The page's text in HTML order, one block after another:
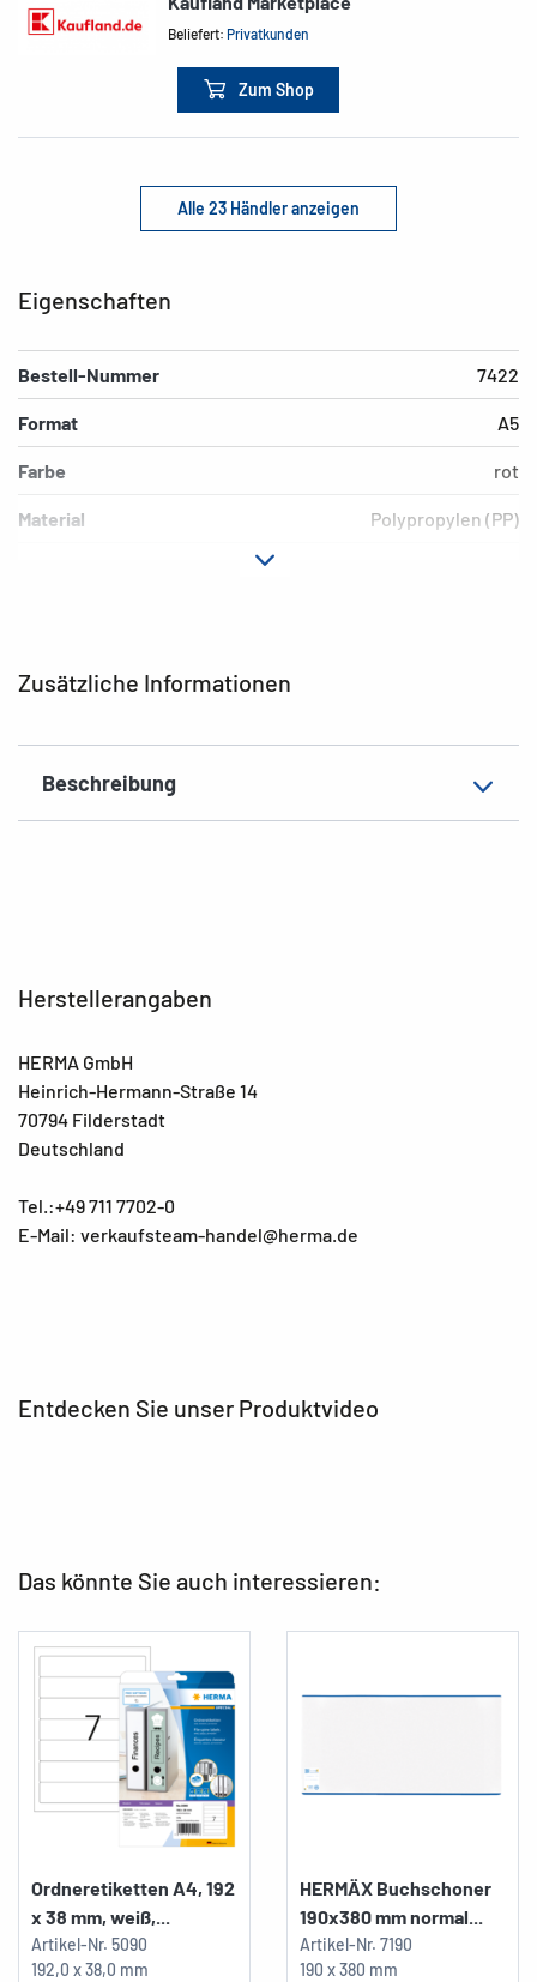
Beliefert:Privatkunden
Zum Shop
Alle 23 Händler anzeigen
Zusätzliche Informationen
Beschreibung
Eigenschaften
Bestell-Nummer 7422
Format A5
Farbe rot
Material Polypropylen (PP)
Herstellerangaben
HERMA GmbH
Heinrich-Hermann-Straße 14
70794 Filderstadt
Deutschland
Tel.:+49 711 7702-0
E-Mail: verkaufsteam-handel@herma.de
Entdecken Sie unser Produktvideo
Das könnte Sie auch interessieren:
Ordneretiketten A4, 192
x 38 mm, weiß,...
Artikel-Nr. 5090
192,0 x 38,0 mm
HERMÄX Buchschoner
190x380 mm normal...
Artikel-Nr. 7190
190 x 380 mm